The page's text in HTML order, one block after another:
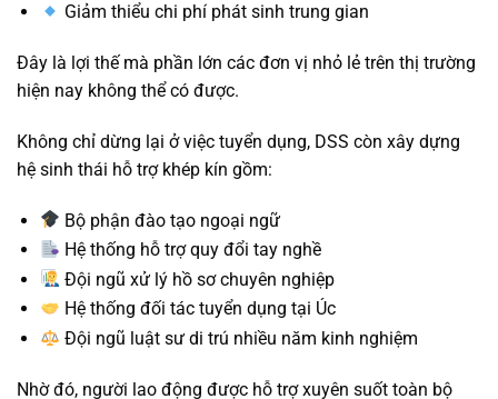
Giảm thiểu chi phí phát sinh trung gian
Đây là lợi thế mà phần lớn các đơn vị nhỏ lẻ trên thị trường
hiện nay không thể có được.
Không chỉ dừng lại ở việc tuyển dụng, DSS còn xây dựng
hệ sinh thái hỗ trợ khép kín gồm:
Bộ phận đào tạo ngoại ngữ
Hệ thống hỗ trợ quy đổi tay nghề
Đội ngũ xử lý hồ sơ chuyên nghiệp
Hệ thống đối tác tuyển dụng tại Úc
Đội ngũ luật sư di trú nhiều năm kinh nghiệm
Nhờ đó, người lao động được hỗ trợ xuyên suốt toàn bộ